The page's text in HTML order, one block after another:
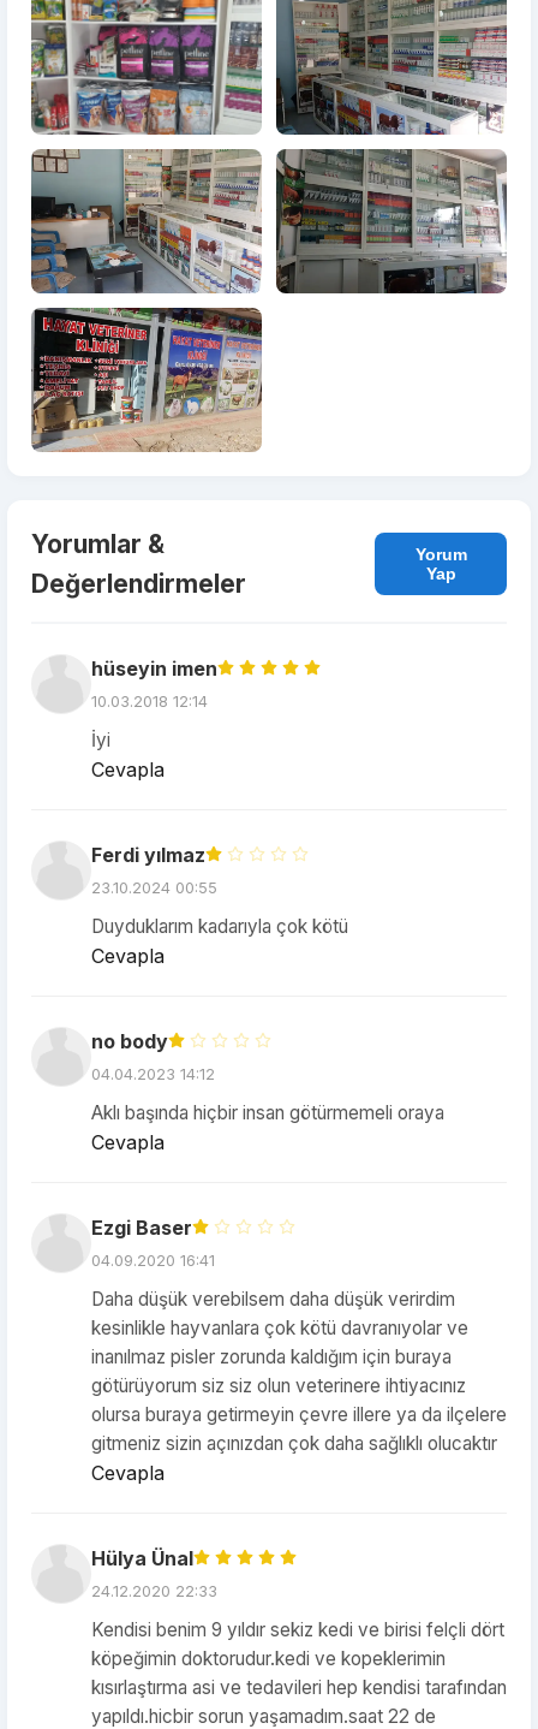
Yorumlar &
Değerlendirmeler
Yorum
Yap
hüseyin imen
10.03.2018 12:14
İyi
Cevapla
Ferdi yılmaz
23.10.2024 00:55
Duyduklarım kadarıyla çok kötü
Cevapla
no body
04.04.2023 14:12
Aklı başında hiçbir insan götürmemeli oraya
Cevapla
Ezgi Baser
04.09.2020 16:41
Daha düşük verebilsem daha düşük verirdim
kesinlikle hayvanlara çok kötü davranıyolar ve
inanılmaz pisler zorunda kaldığım için buraya
götürüyorum siz siz olun veterinere ihtiyacınız
olursa buraya getirmeyin çevre illere ya da ilçelere
gitmeniz sizin açınızdan çok daha sağlıklı olucaktır
Cevapla
Hülya Ünal
24.12.2020 22:33
Kendisi benim 9 yıldır sekiz kedi ve birisi felçli dört
köpeğimin doktorudur.kedi ve kopeklerimin
kısırlaştırma asi ve tedavileri hep kendisi tarafından
yapıldı.hicbir sorun yaşamadım.saat 22 de